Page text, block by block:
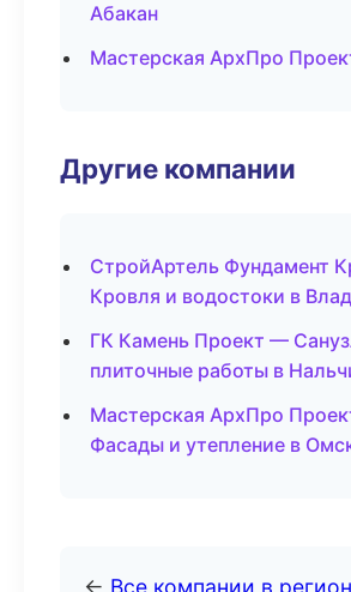
Абакан
Мастерская АрхПро
Другие компании
СтройАртель Фундамент
Кровля и водостоки в
ГК Камень Проект —
плиточные работы в
Мастерская АрхПро
Фасады и утепление в
← Все компании в